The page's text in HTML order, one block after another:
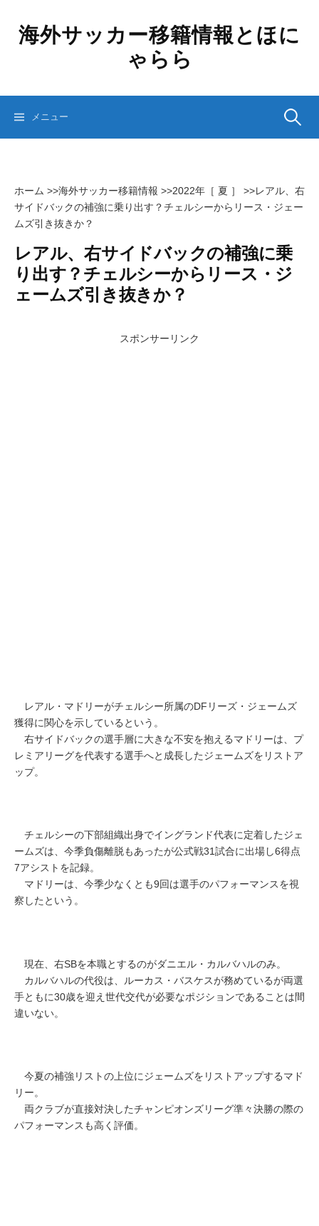
ッ
海外サッカー移籍情報とほに
ゃらら
メニュー 検
ホーム >>海外サッカー移籍情報 >>2022年［ 夏 ］ >>レアル、右
サイドバックの補強に乗り出す？チェルシーからリース・ジェー
ムズ引き抜きか？
レアル、右サイドバックの補強に乗
り出す？チェルシーからリース・ジ
ェームズ引き抜きか？
スポンサーリンク
レアル・マドリーがチェルシー所属のDFリーズ・ジェームズ
獲得に関心を示しているという。
右サイドバックの選手層に大きな不安を抱えるマドリーは、プ
レミアリーグを代表する選手へと成長したジェームズをリストア
ップ。
チェルシーの下部組織出身でイングランド代表に定着したジェ
ームズは、今季負傷離脱もあったが公式戦31試合に出場し6得点
7アシストを記録。
マドリーは、今季少なくとも9回は選手のパフォーマンスを視
察したという。
現在、右SBを本職とするのがダニエル・カルバハルのみ。
カルバハルの代役は、ルーカス・バスケスが務めているが両選
手ともに30歳を迎え世代交代が必要なポジションであることは間
違いない。
今夏の補強リストの上位にジェームズをリストアップするマド
リー。
両クラブが直接対決したチャンピオンズリーグ準々決勝の際の
パフォーマンスも高く評価。